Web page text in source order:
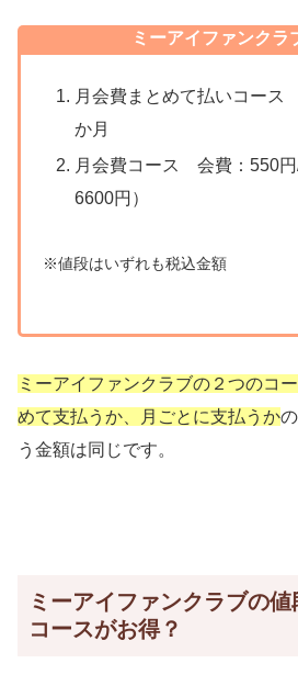
ミーアイファンクラ
月会費まとめて払いコー
か月
月会費コース会費：550
6600円）
※値段はいずれも税込金額
ミーアイファンクラブの２つのコ
めて支払うか、月ごとに支払うか
う金額は同じです。
ミーアイファンクラブの
コースがお得？